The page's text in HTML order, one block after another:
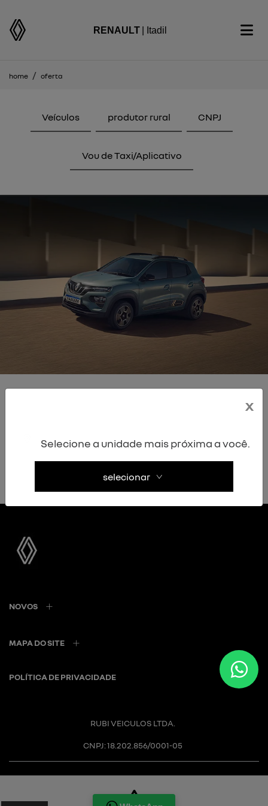
RENAULT | Itadil
home oferta
Veículos produtor rural CNPJ
Vou de Taxi/Aplicativo
NOVOS
MAPA DO SITE
POLÍTICA DE PRIVACIDADE
RUBI VEICULOS LTDA.
CNPJ: 18.202.856/0001-05
x
Selecione a unidade mais próxima a você.
selecionar